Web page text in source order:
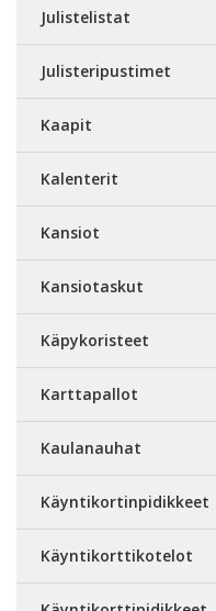
Julistelistat
Julisteripustimet
Kaapit
Kalenterit
Kansiot
Kansiotaskut
Käpykoristeet
Karttapallot
Kaulanauhat
Käyntikortinpidikkeet
Käyntikorttikotelot